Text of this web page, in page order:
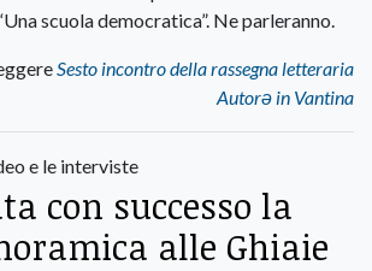
scuola democratica”. Ne parleranno.
Sesto incontro della rassegna letteraria
Autorə in Vantina
e le interviste
con successo la
alle Ghiaie